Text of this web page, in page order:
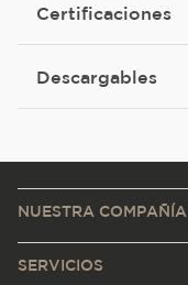
Certificaciones
Descargables
NUESTRA COMPAÑÍA
SERVICIOS